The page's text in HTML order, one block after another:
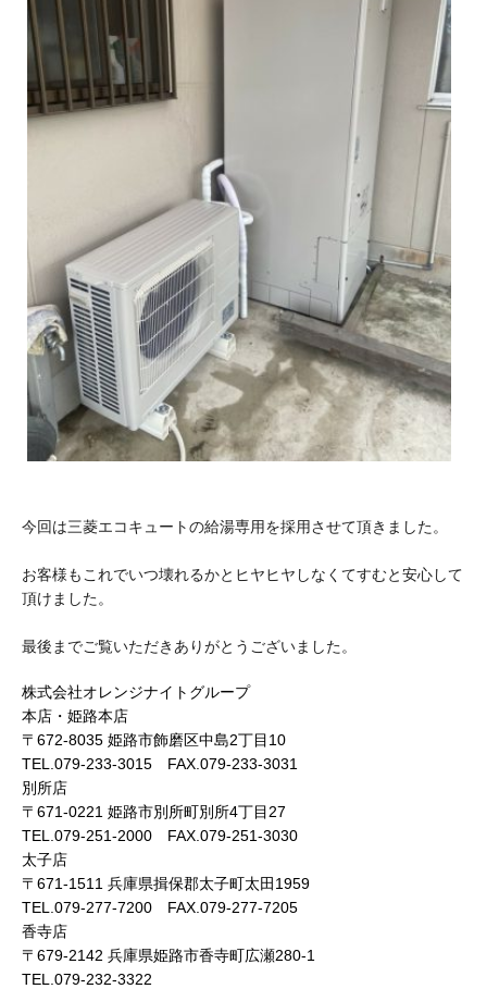
今回は三菱エコキュートの給湯専用を採用させて頂きました。
お客様もこれでいつ壊れるかとヒヤヒヤしなくてすむと安心して
頂けました。
最後までご覧いただきありがとうございました。
株式会社オレンジナイトグループ
本店・姫路本店
〒672-8035 姫路市飾磨区中島2丁目10
TEL.079-233-3015 FAX.079-233-3031
別所店
〒671-0221 姫路市別所町別所4丁目27
TEL.079-251-2000 FAX.079-251-3030
太子店
〒671-1511 兵庫県揖保郡太子町太田1959
TEL.079-277-7200 FAX.079-277-7205
香寺店
〒679-2142 兵庫県姫路市香寺町広瀬280-1
TEL.079-232-3322